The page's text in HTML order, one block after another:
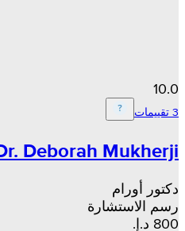
10.0
Dr. Deborah Mukherji
دكتور أورام
رسم الاستشارة